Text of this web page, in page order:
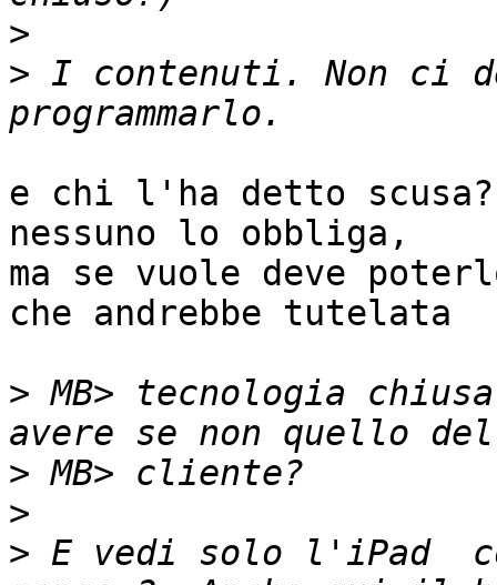
>
> I contenuti. Non ci
e chi l'ha detto
nessuno lo obbliga,
ma se vuole deve
che andrebbe tutelata
> MB> tecnologia
>
>
> E vedi solo l'iPad